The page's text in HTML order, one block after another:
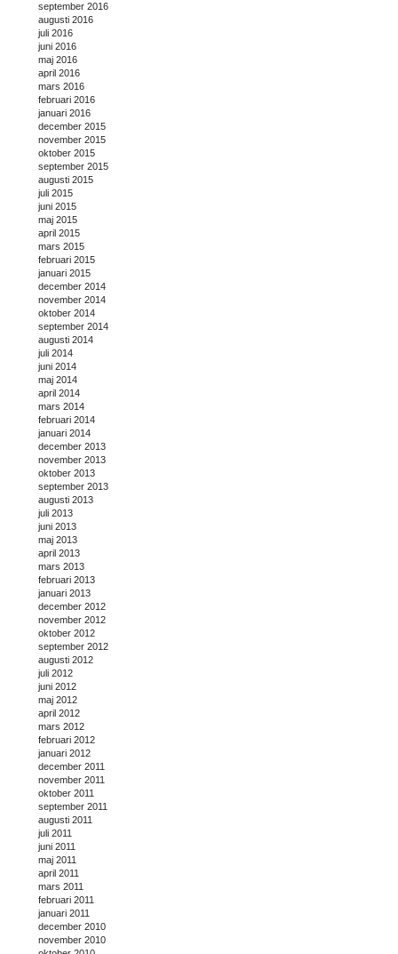
september 2016
augusti 2016
juli 2016
juni 2016
maj 2016
april 2016
mars 2016
februari 2016
januari 2016
december 2015
november 2015
oktober 2015
september 2015
augusti 2015
juli 2015
juni 2015
maj 2015
april 2015
mars 2015
februari 2015
januari 2015
december 2014
november 2014
oktober 2014
september 2014
augusti 2014
juli 2014
juni 2014
maj 2014
april 2014
mars 2014
februari 2014
januari 2014
december 2013
november 2013
oktober 2013
september 2013
augusti 2013
juli 2013
juni 2013
maj 2013
april 2013
mars 2013
februari 2013
januari 2013
december 2012
november 2012
oktober 2012
september 2012
augusti 2012
juli 2012
juni 2012
maj 2012
april 2012
mars 2012
februari 2012
januari 2012
december 2011
november 2011
oktober 2011
september 2011
augusti 2011
juli 2011
juni 2011
maj 2011
april 2011
mars 2011
februari 2011
januari 2011
december 2010
november 2010